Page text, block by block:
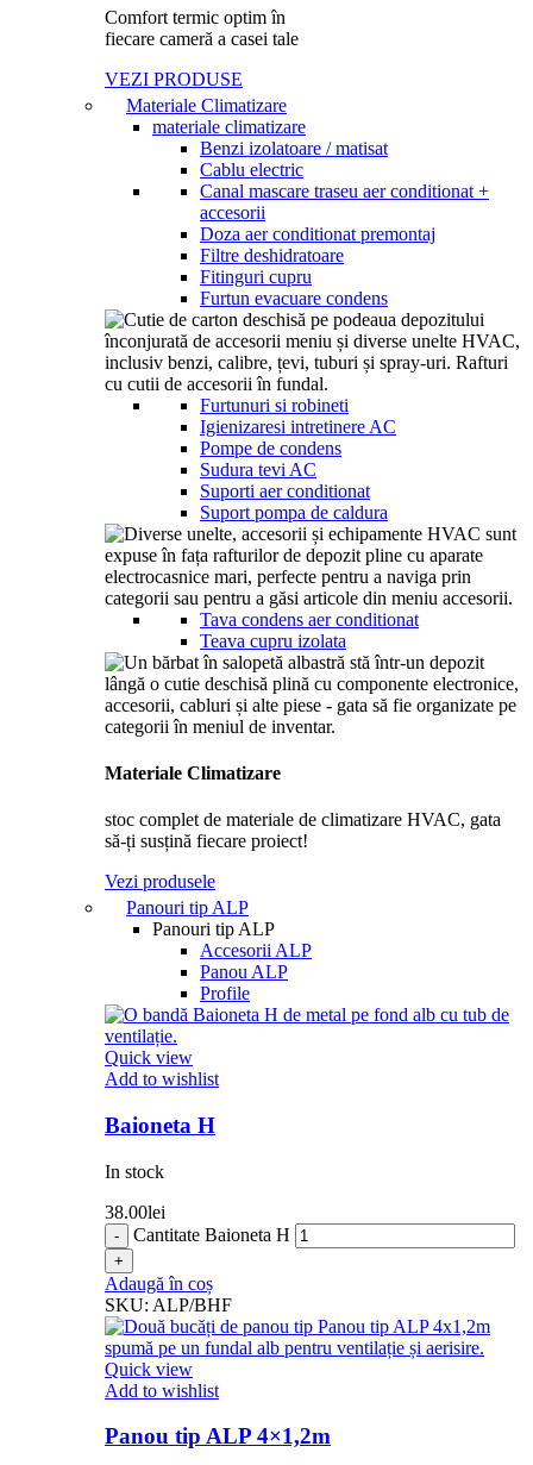
Comfort termic optim în
fiecare cameră a casei tale
VEZI PRODUSE
Materiale Climatizare
materiale climatizare
Benzi izolatoare / matisat
Cablu electric
Canal mascare traseu aer conditionat +
accesorii​
Doza aer conditionat premontaj
Filtre deshidratoare
Fitinguri cupru
Furtun evacuare condens
Furtunuri si robineti
Igienizaresi intretinere AC
Pompe de condens
Sudura tevi AC
Suporti aer conditionat
Suport pompa de caldura
Tava condens aer conditionat
Teava cupru izolata
Materiale Climatizare
stoc complet de materiale de climatizare HVAC, gata
să-ți susțină fiecare proiect!
Vezi produsele
Panouri tip ALP
Panouri tip ALP
Accesorii ALP
Panou ALP
Profile
Quick view
Add to wishlist
Baioneta H
In stock
38.00lei
Cantitate Baioneta H
Adaugă în coș
SKU: ALP/BHF
Quick view
Add to wishlist
Panou tip ALP 4×1,2m